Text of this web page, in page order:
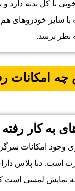
با کل بدنه دارد
سایر خودروهای هم‌
نظر برسد.
چه امکانات
به کار
وجود امکانات
است. دنا پلاس
نمایش لمسی است